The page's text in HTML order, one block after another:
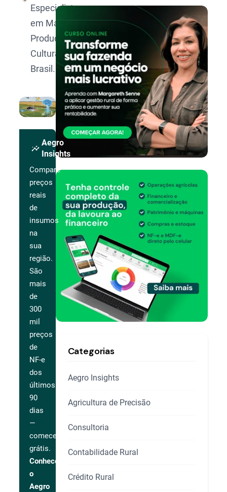
Especialista
em Manejo e
Produção de
Culturas no
Brasil.
insights
Aegro
Insights
Compare
preços
reais
de
insumos
na
sua
região.
São
mais
de
300
mil
preços
de
NF-e
dos
últimos
90
dias
—
comece
grátis.
Conhecer
o
Aegro
Categorias
Aegro Insights
Agricultura de Precisão
Consultoria
Contabilidade Rural
Crédito Rural